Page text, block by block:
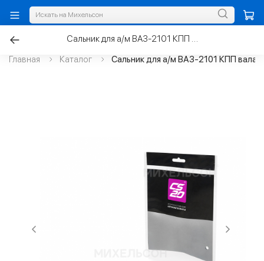
Главная Каталог Сальник для а/м ВАЗ-2101 КПП вала